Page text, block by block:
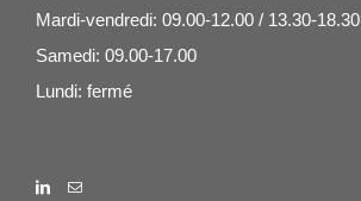
Mardi-vendredi: 09.00-12.00 / 13.30-18.30
Samedi: 09.00-17.00
Lundi: fermé